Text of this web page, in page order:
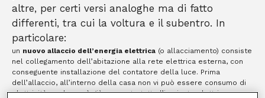
altre, per certi versi analoghe ma di fatto
differenti, tra cui la voltura e il subentro. In
particolare:
un nuovo allaccio dell’energia elettrica (o allacciamento) consiste
nel collegamento dell’abitazione alla rete elettrica esterna, con
conseguente installazione del contatore della luce. Prima
dell’allaccio, all’interno della casa non vi può essere consumo di
elettricità, anche se è già presente tutto l’impianto elettrico,